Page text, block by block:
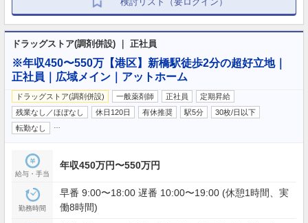
ドラッグストア(調剤併設) ｜ 正社員
※年収450〜550万【港区】新橋駅徒歩2分の超好立地｜
正社員｜広域メイン｜アットホーム
ドラッグストア(調剤併設) 一般薬剤師 正社員
定期昇給
残業なし／ほぼなし
休日120日 有休推奨 駅5分
30枚/日以下
転勤なし
給与・手当
年収450万円〜550万円
勤務時間
早番 9:00〜18:00 遅番 10:00〜19:00 (休憩1時間、実
働8時間)